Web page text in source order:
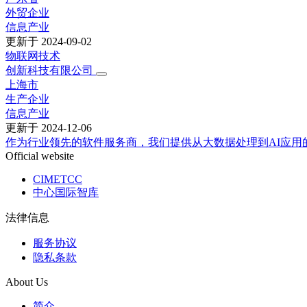
外贸企业
信息产业
更新于 2024-09-02
物联网技术
创新科技有限公司
上海市
生产企业
信息产业
更新于 2024-12-06
作为行业领先的软件服务商，我们提供从大数据处理到AI应用
Official website
CIMETCC
中心国际智库
法律信息
服务协议
隐私条款
About Us